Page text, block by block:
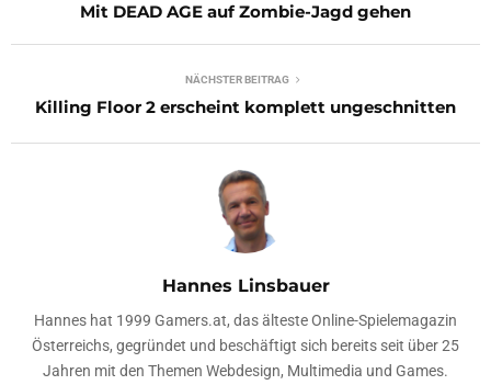
Mit DEAD AGE auf Zombie-Jagd gehen
NÄCHSTER BEITRAG
Killing Floor 2 erscheint komplett ungeschnitten
Hannes Linsbauer
Hannes hat 1999 Gamers.at, das älteste Online-Spielemagazin
Österreichs, gegründet und beschäftigt sich bereits seit über 25
Jahren mit den Themen Webdesign, Multimedia und Games.